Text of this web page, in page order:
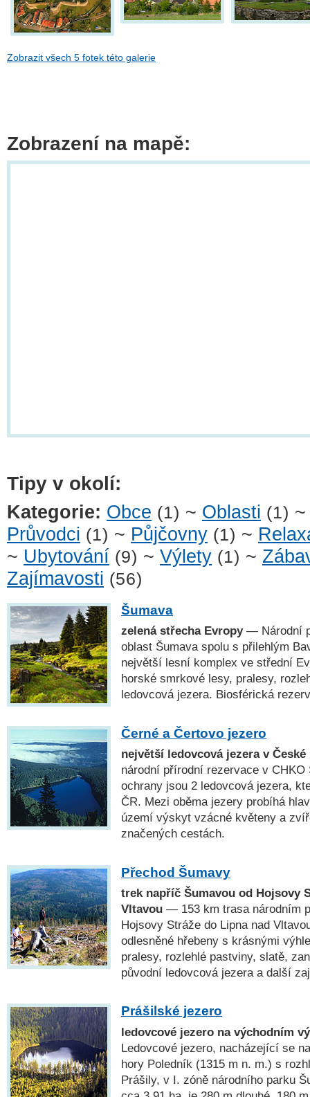
Zobrazit všech 5 fotek této galerie
Zobrazení na mapě:
Tipy v okolí:
Kategorie: Obce (1) ~ Oblasti (1)
Průvodci (1) ~ Půjčovny (1) ~
~ Ubytování (9) ~ Výlety (1) ~
Zajímavosti (56)
Šumava
zelená střecha Evropy— Národní
oblast Šumava spolu s přilehlým
největší lesní komplex ve střední
horské smrkové lesy, pralesy,
ledovcová jezera. Biosférická
Černé a Čertovo jezero
největší ledovcová jezera v
národní přírodní rezervace v CHKO
ochrany jsou 2 ledovcová jezera,
ČR. Mezi oběma jezery probíhá
území výskyt vzácné květeny a
značených cestách.
Přechod Šumavy
trek napříč Šumavou od Hojsovy
Vltavou — 153 km trasa národním
Hojsovy Stráže do Lipna nad
odlesněné hřebeny s krásnými
pralesy, rozlehlé pastviny, slatě,
původní ledovcová jezera a další
Prášilské jezero
ledovcové jezero na východním
Ledovcové jezero, nacházející se
hory Poledník (1315 m n. m.) s
Prášily, v I. zóně národního parku